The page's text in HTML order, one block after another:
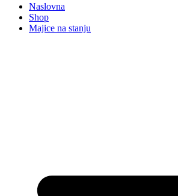
Naslovna
Shop
Majice na stanju